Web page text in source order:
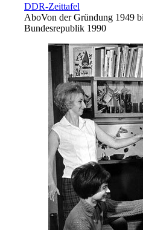
DDR-Zeittafel
AboVon der Gründung 1949
Bundesrepublik 1990